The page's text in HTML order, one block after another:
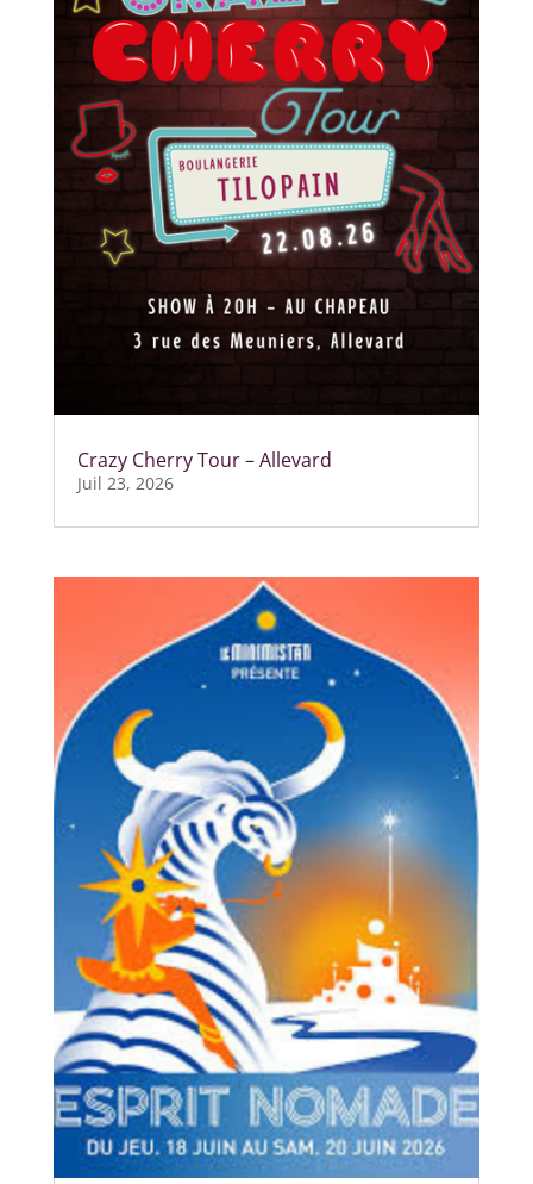
Crazy Cherry Tour – Allevard
Juil 23, 2026